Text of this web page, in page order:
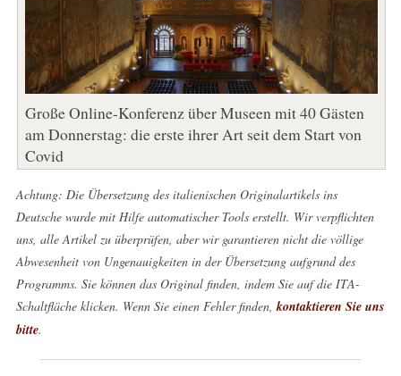
Große Online-Konferenz über Museen mit 40 Gästen
am Donnerstag: die erste ihrer Art seit dem Start von
Covid
Achtung: Die Übersetzung des italienischen Originalartikels ins
Deutsche wurde mit Hilfe automatischer Tools erstellt. Wir verpflichten
uns, alle Artikel zu überprüfen, aber wir garantieren nicht die völlige
Abwesenheit von Ungenauigkeiten in der Übersetzung aufgrund des
Programms. Sie können das Original finden, indem Sie auf die ITA-
Schaltfläche klicken. Wenn Sie einen Fehler finden, kontaktieren Sie uns
bitte.